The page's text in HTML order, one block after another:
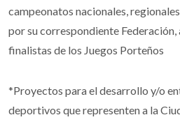
campeonatos nacionales,
por su correspondiente
finalistas de los Juegos Porteños
*Proyectos para el desarrollo y/o
deportivos que representen a la